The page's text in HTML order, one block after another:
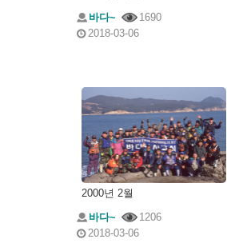
바다~
1690
2018-03-06
2000년 2월
바다~
1206
2018-03-06